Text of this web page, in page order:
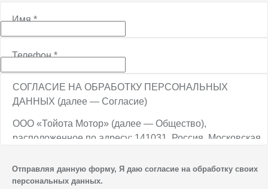
Имя*
Телефон*
СОГЛАСИЕ НА ОБРАБОТКУ ПЕРСОНАЛЬНЫХ
ДАННЫХ (далее — Согласие)
ООО «Тойота Мотор» (далее — Общество),
расположенное по адресу: 141031, Россия, Московская
ТПЗ «Алтуфьево», вл. 5, стр. 1, является оператором
персональных данных.
Отправляя данную форму, Я даю согласие на обработку своих
персональных данных.